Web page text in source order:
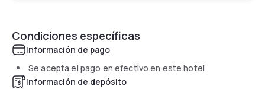
Condiciones específicas
Información de pago
Se acepta el pago en efectivo en este hotel
Información de depósito